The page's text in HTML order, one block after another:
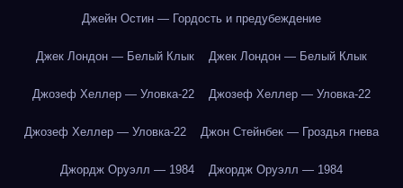
Джейн Остин — Гордость и предубеждение
Джек Лондон — Белый Клык Джек Лондон — Белый Клык
Джозеф Хеллер — Уловка-22 Джозеф Хеллер — Уловка-22
Джозеф Хеллер — Уловка-22 Джон Стейнбек — Гроздья гнева
Джордж Оруэлл — 1984 Джордж Оруэлл — 1984